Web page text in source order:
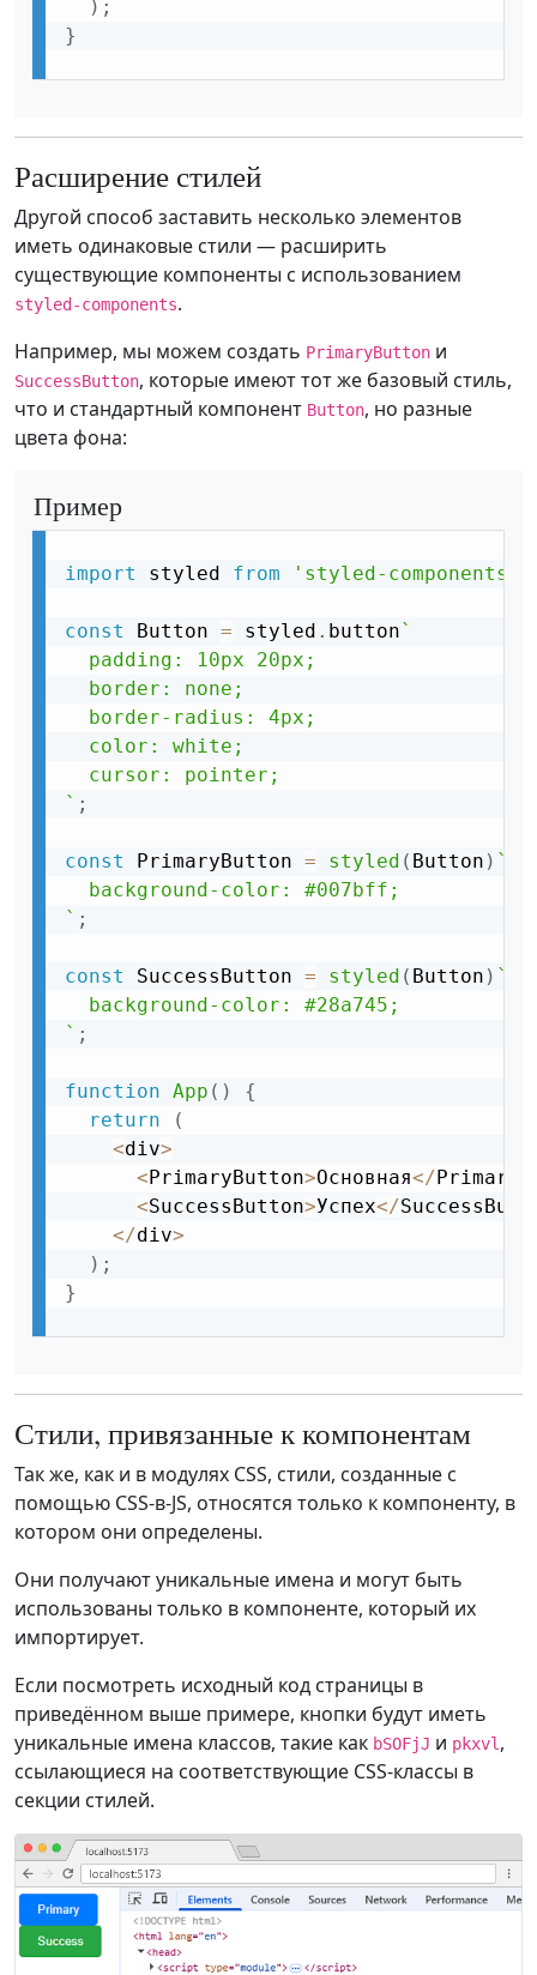
) ;
}
Расширение стилей
Другой способ заставить несколько элементов
иметь одинаковые стили — расширить
существующие компоненты с использованием
styled-components.
Например, мы можем создать PrimaryButton и
SuccessButton, которые имеют тот же базовый стиль,
что и стандартный компонент Button, но разные
цвета фона:
Пример
import styled from 'styled-components'
const Button = styled . button `
  padding: 10px 20px;
  border: none;
  border-radius: 4px;
  color: white;
  cursor: pointer;
` ;
const PrimaryButton = styled ( Button ) `
  background-color: #007bff;
` ;
const SuccessButton = styled ( Button ) `
  background-color: #28a745;
` ;
function App ( )
{
return
(
<div>
< PrimaryButton>Основная</
<SuccessButton>Успех</
</div>
) ;
}
Стили, привязанные к компонентам
Так же, как и в модулях CSS, стили, созданные с
помощью CSS-в-JS, относятся только к компоненту, в
котором они определены.
Они получают уникальные имена и могут быть
использованы только в компоненте, который их
импортирует.
Если посмотреть исходный код страницы в
приведённом выше примере, кнопки будут иметь
уникальные имена классов, такие как bSOFjJ и pkxvl ,
ссылающиеся на соответствующие CSS-классы в
секции стилей.